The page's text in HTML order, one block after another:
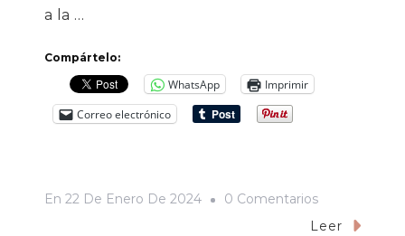
a la …
Compártelo:
WhatsApp
Imprimir
Correo electrónico
En 22 De Enero De 2024 0 ComentariosEn
Lo
Leer